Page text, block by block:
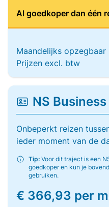
Al goedkoper dan één
Maandelijks opzegbaar
Prijzen excl. btw
NS
Onbeperkt reizen
ieder moment van de
Tip: Voor dit traject is een
goedkoper en kun je
gebruiken.
€ 366,93 per